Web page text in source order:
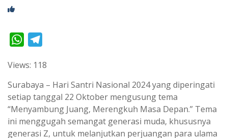
W
a
t
s
A
p
l
e
g
r
a
Views: 118
Surabaya – Hari Santri Nasional 2024 yang diperingati
setiap tanggal 22 Oktober mengusung tema
“Menyambung Juang, Merengkuh Masa Depan.” Tema
ini menggugah semangat generasi muda, khususnya
generasi Z, untuk melanjutkan perjuangan para ulama